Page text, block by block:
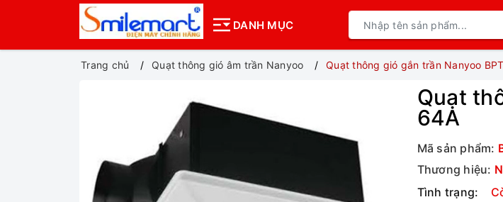
DANH MỤC
Trang chủ Quạt thông gió âm trần Nanyoo Quạt thông gió gắn trần Nanyoo
Quạt
64A
Mã sản phẩm:
Thương hiệu:
Tình trạng: